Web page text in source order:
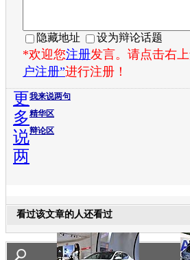
隐藏地址 设为辩论话题
*欢迎您注册发言。请点击右上
户注册”进行注册！
我来说两句
精华区
辩论区
更
多
说
两
看过该文章的人还看过